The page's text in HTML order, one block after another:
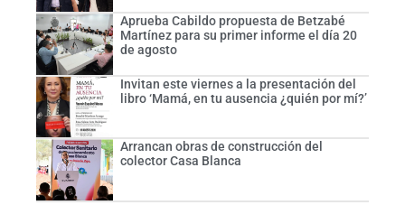
Aprueba Cabildo propuesta de Betzabé
Martínez para su primer informe el día 20
de agosto
Invitan este viernes a la presentación del
libro ‘Mamá, en tu ausencia ¿quién por mí?’
Arrancan obras de construcción del
colector Casa Blanca